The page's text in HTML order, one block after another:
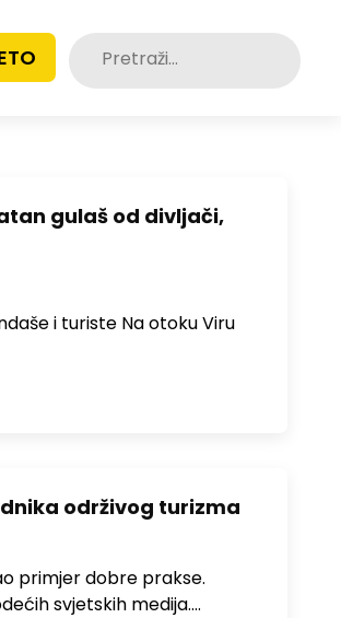
Pretraži:
gulaš od divljači,
i turiste Na otoku Viru
održivog turizma
primjer dobre prakse.
svjetskih medija.…